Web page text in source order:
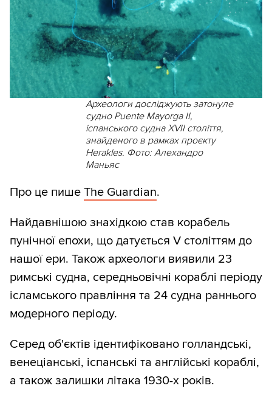
Археологи досліджують затонуле
судно Puente Mayorga II,
іспанського судна XVII століття,
знайденого в рамках проєкту
Herakles. Фото: Алехандро
Маньяс
Про це пише The Guardian.
Найдавнішою знахідкою став корабель
пунічної епохи, що датується V століттям до
нашої ери. Також археологи виявили 23
римські судна, середньовічні кораблі періоду
ісламського правління та 24 судна раннього
модерного періоду.
Серед об'єктів ідентифіковано голландські,
венеціанські, іспанські та англійські кораблі,
а також залишки літака 1930-х років.